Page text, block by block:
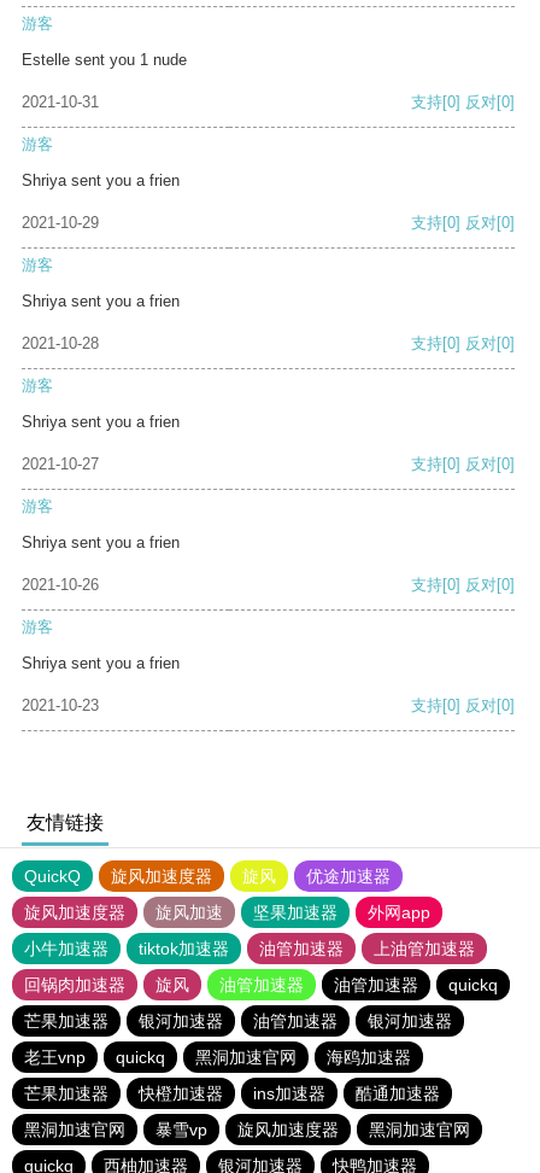
游客
Estelle sent you 1 nude
2021-10-31 支持[0] 反对[0]
游客
Shriya sent you a frien
2021-10-29 支持[0] 反对[0]
游客
Shriya sent you a frien
2021-10-28 支持[0] 反对[0]
游客
Shriya sent you a frien
2021-10-27 支持[0] 反对[0]
游客
Shriya sent you a frien
2021-10-26 支持[0] 反对[0]
游客
Shriya sent you a frien
2021-10-23 支持[0] 反对[0]
友情链接
QuickQ 旋风加速度器 旋风
优途加速器
旋风加速度器
旋风加速 坚果加速器
外网app
小牛加速器
tiktok加速器 油管加速器
上油管加速器
回锅肉加速器
旋风 油管加速器 油管加速器
quickq
芒果加速器
银河加速器 油管加速器
银河加速器
老王vnp
quickq 黑洞加速官网
海鸥加速器
芒果加速器
快橙加速器 ins加速器
酷通加速器
黑洞加速官网
暴雪vp 旋风加速度器
黑洞加速官网
quickq
西柚加速器 银河加速器 快鸭加速器